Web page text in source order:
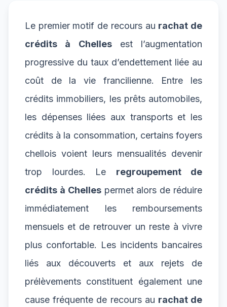
Le premier motif de recours au rachat de
crédits à Chellesest l’augmentation
progressive du taux d’endettement liée au
coût de la vie francilienne. Entre les
crédits immobiliers, les prêts automobiles,
les dépenses liées aux transports et les
crédits à la consommation, certains foyers
chellois voient leurs mensualités devenir
trop lourdes. Le regroupement de
crédits à Chellespermet alors de réduire
immédiatement les remboursements
mensuels et de retrouver un reste à vivre
plus confortable. Les incidents bancaires
liés aux découverts et aux rejets de
prélèvements constituent également une
cause fréquente de recours au rachat de